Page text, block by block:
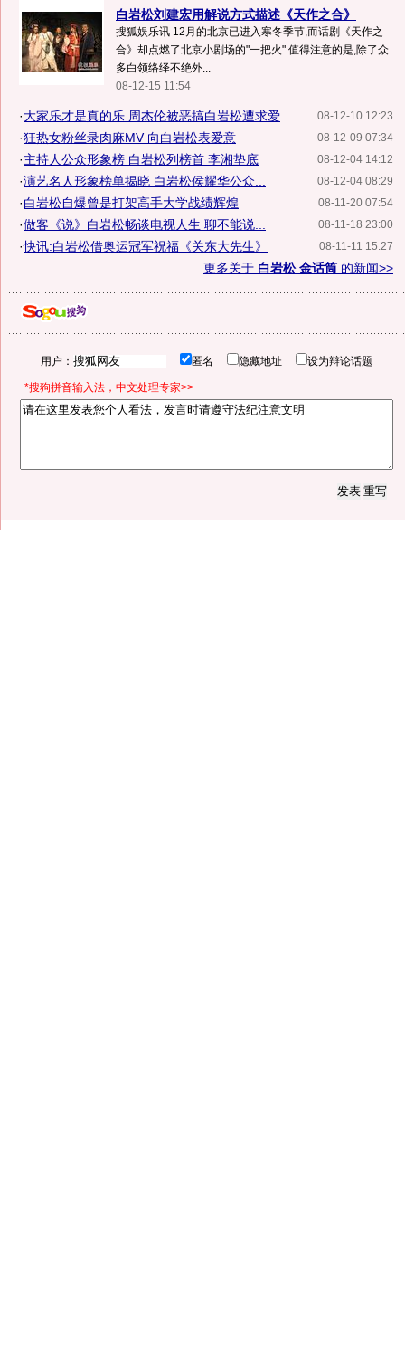
白岩松刘建宏用解说方式描述《天作之合》
搜狐娱乐讯 12月的北京已进入寒冬季节,而话剧《天作之
合》却点燃了北京小剧场的"一把火".值得注意的是,除了众
多白领络绎不绝外...
08-12-15 11:54
08-12-10 12:23
·大家乐才是真的乐 周杰伦被恶搞白岩松遭求爱
08-12-09 07:34
·狂热女粉丝录肉麻MV 向白岩松表爱意
08-12-04 14:12
·主持人公众形象榜 白岩松列榜首 李湘垫底
08-12-04 08:29
·演艺名人形象榜单揭晓 白岩松侯耀华公众...
08-11-20 07:54
·白岩松自爆曾是打架高手大学战绩辉煌
08-11-18 23:00
·做客《说》白岩松畅谈电视人生 聊不能说...
08-11-11 15:27
·快讯:白岩松借奥运冠军祝福《关东大先生》
更多关于 白岩松 金话筒 的新闻>>
用户： 匿名 隐藏地址 设为辩论话题
*搜狗拼音输入法，中文处理专家>>